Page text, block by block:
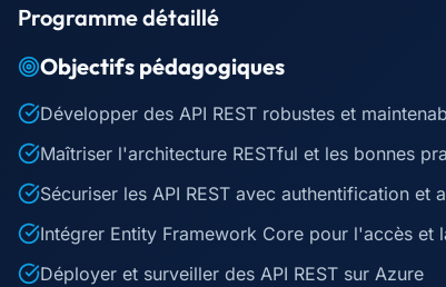
Programme détaillé
Objectifs pédagogiques
Développer des API REST robustes et
Maîtriser l'architecture RESTful et les bonnes
Sécuriser les API REST avec authentification et
Intégrer Entity Framework Core pour l'accès et
Déployer et surveiller des API REST sur Azure